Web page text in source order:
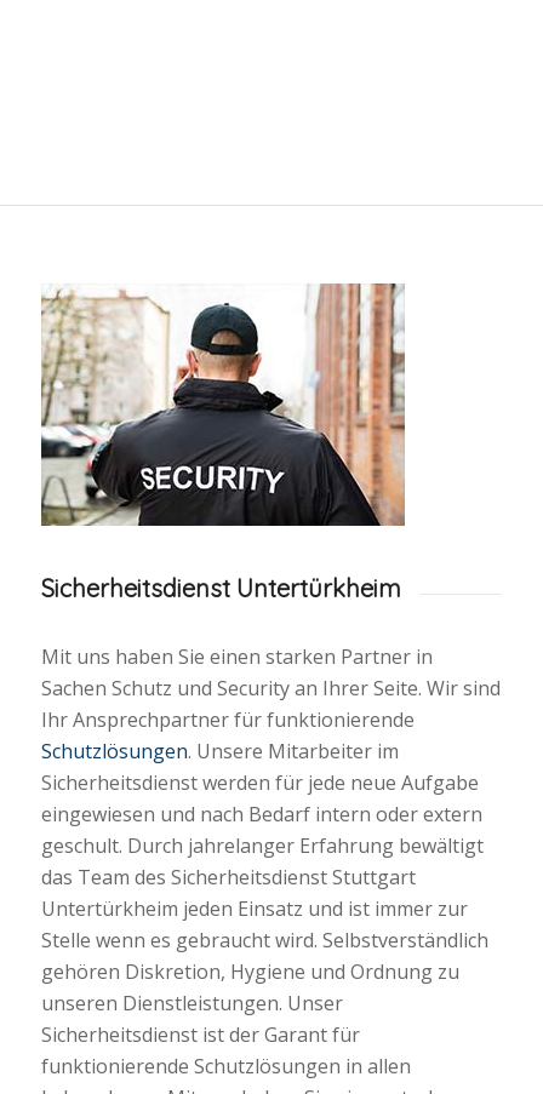
Sicherheitsdienst Untertürkheim
Mit uns haben Sie einen starken Partner in
Sachen Schutz und Security an Ihrer Seite. Wir sind
Ihr Ansprechpartner für funktionierende
Schutzlösungen. Unsere Mitarbeiter im
Sicherheitsdienst werden für jede neue Aufgabe
eingewiesen und nach Bedarf intern oder extern
geschult. Durch jahrelanger Erfahrung bewältigt
das Team des Sicherheitsdienst Stuttgart
Untertürkheim jeden Einsatz und ist immer zur
Stelle wenn es gebraucht wird. Selbstverständlich
gehören Diskretion, Hygiene und Ordnung zu
unseren Dienstleistungen. Unser
Sicherheitsdienst ist der Garant für
funktionierende Schutzlösungen in allen